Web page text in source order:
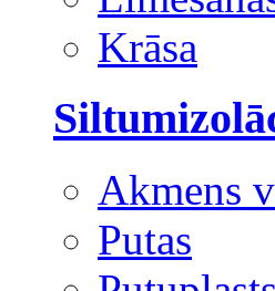
Krāsa
Akmens
Putas